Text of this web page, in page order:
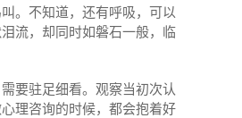
。不知道，还有呼吸，可以
流，却同时如磐石一般，临
要驻足细看。观察当初次认
理咨询的时候，都会抱着好